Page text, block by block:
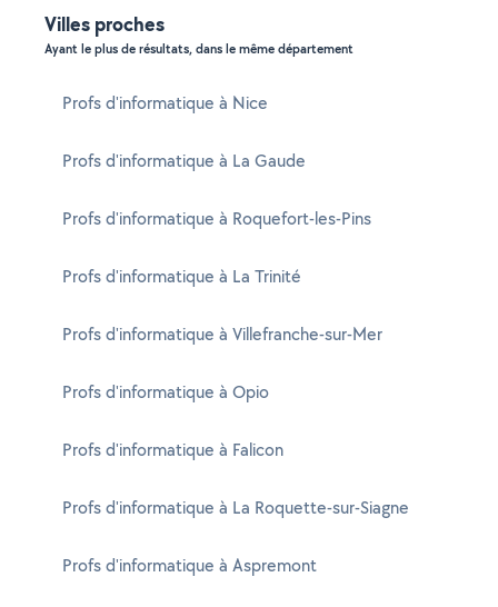
Villes proches
Ayant le plus de résultats, dans le même département
Profs d'informatique à Nice
Profs d'informatique à La Gaude
Profs d'informatique à Roquefort-les-Pins
Profs d'informatique à La Trinité
Profs d'informatique à Villefranche-sur-Mer
Profs d'informatique à Opio
Profs d'informatique à Falicon
Profs d'informatique à La Roquette-sur-Siagne
Profs d'informatique à Aspremont